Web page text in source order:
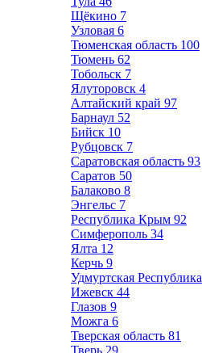
Щёкино 7
Узловая 6
Тюменская область 100
Тюмень 62
Тобольск 7
Ялуторовск 4
Алтайский край 97
Барнаул 52
Бийск 10
Рубцовск 7
Саратовская область 93
Саратов 50
Балаково 8
Энгельс 7
Республика Крым 92
Симферополь 34
Ялта 12
Керчь 9
Удмуртская Республика
Ижевск 44
Глазов 9
Можга 6
Тверская область 81
Тверь 29